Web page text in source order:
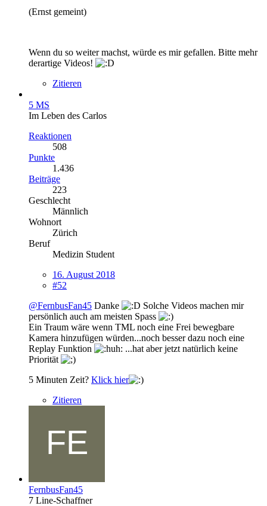
(Ernst gemeint)
Wenn du so weiter machst, würde es mir gefallen. Bitte mehr
derartige Videos!
Zitieren
5 MS
Im Leben des Carlos
Reaktionen
508
Punkte
1.436
Beiträge
223
Geschlecht
Männlich
Wohnort
Zürich
Beruf
Medizin Student
16. August 2018
#52
@FernbusFan45 Danke
Solche Videos machen mir
persönlich auch am meisten Spass
Ein Traum wäre wenn TML noch eine Frei bewegbare
Kamera hinzufügen würden...noch besser dazu noch eine
Replay Funktion
...hat aber jetzt natürlich keine
Priorität
5 Minuten Zeit? Klick hier
Zitieren
FernbusFan45
7 Line-Schaffner